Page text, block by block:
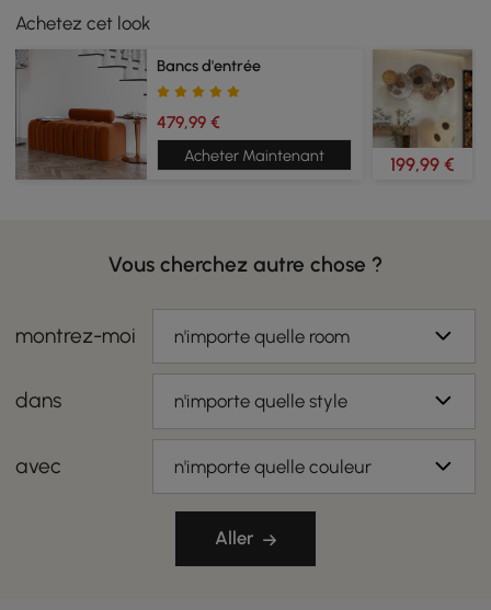
Achetez cet look
Bancs d'entrée
479,99 €
Acheter Maintenant 199,99 €
Vous cherchez autre chose ?
montrez-moi n'importe quelle room
dans n'importe quelle style
avec n'importe quelle couleur
Aller